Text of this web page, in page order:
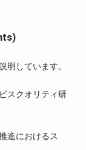
明しています。
スクオリティ研
進におけるス